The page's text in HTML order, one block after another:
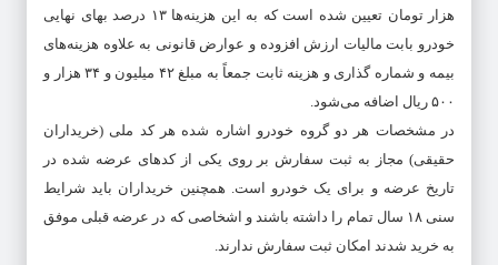
هزار تومان تعیین شده است که به این هزینه‌ها ۱۳ درصد بهای نهایی
خودرو بابت مالیات ارزش افزوده و عوارض قانونی به علاوه هزینه‌های
بیمه و شماره گذاری و هزینه ثابت جمعاً به مبلغ ۴۲ میلیون و ۳۴ هزار و
۵۰۰ ریال اضافه می‌شود.
در مشخصات هر دو گروه خودرو اشاره شده هر کد ملی (خریداران
حقیقی) مجاز به ثبت سفارش بر روی یکی از کدهای عرضه شده در
تاریخ عرضه و برای یک خودرو است. همچنین خریداران باید شرایط
سنی ۱۸ سال تمام را داشته باشند و اشخاصی که در عرضه قبلی موفق
به خرید شدند امکان ثبت سفارش ندارند.